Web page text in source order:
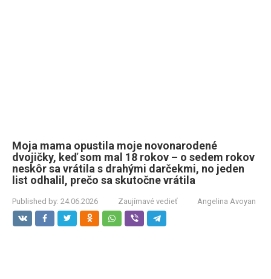
Moja mama opustila moje novonarodené
dvojičky, keď som mal 18 rokov – o sedem rokov
neskôr sa vrátila s drahými darčekmi, no jeden
list odhalil, prečo sa skutočne vrátila
Published by: 24.06.2026 Zaujímavé vedieť Angelina Avoyan